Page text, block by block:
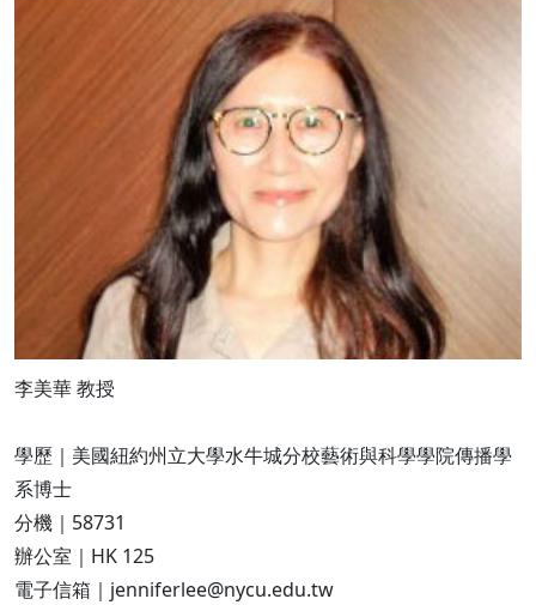
李美華 教授
學歷｜美國紐約州立大學水牛城分校藝術與科學學院傳播學
系博士
分機｜58731
辦公室｜HK 125
電子信箱｜jenniferlee@nycu.edu.tw